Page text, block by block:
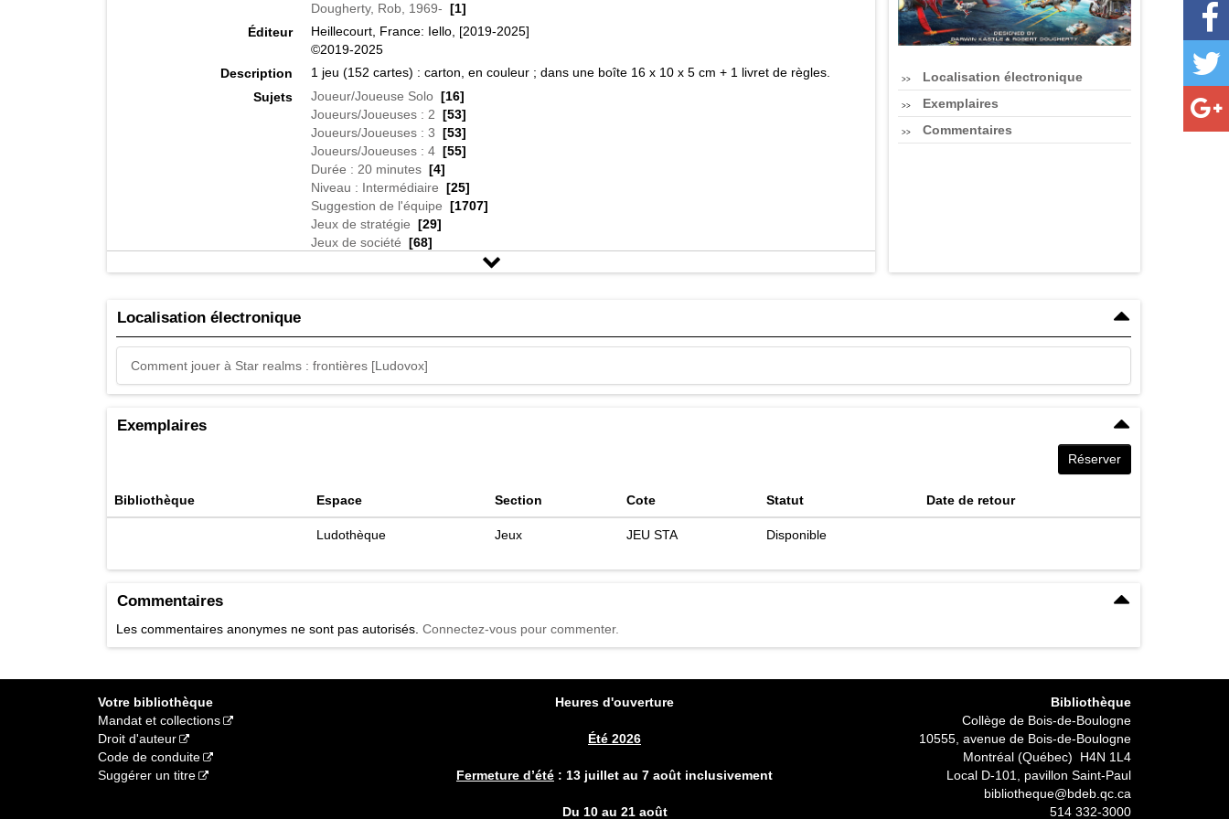
Dougherty, Rob, 1969- [1]
Éditeur
Heillecourt, France: Iello, [2019-2025]
©2019-2025
Description
1 jeu (152 cartes) : carton, en couleur ; dans une boîte 16 x 10 x 5 cm + 1 livret de règles.
Sujets
Joueur/Joueuse Solo [16]
Joueurs/Joueuses : 2 [53]
Joueurs/Joueuses : 3 [53]
Joueurs/Joueuses : 4 [55]
Durée : 20 minutes [4]
Niveau : Intermédiaire [25]
Suggestion de l'équipe [1707]
Jeux de stratégie [29]
Jeux de société [68]
bases stellaires constitueront le fer de lance de votre victoire! Créé par Rob Dougherty et
des jeux d'affrontement. Utilisez votre puissance commerciale pour ajouter vaisseaux et bases
à votre deck. Ces cartes déclenchent de puissants effets, génèrent de nouvelles ressources et
Titre de l'emboîtage.
Public cible : 10 ans et plus
Frontières
Cote
Localisation électronique
Exemplaires
Commentaires
Localisation électronique
Comment jouer à Star realms : frontières [Ludovox]
Exemplaires
Réserver
Bibliothèque Espace Section Cote Statut Date de retour
Ludothèque Jeux JEU STA Disponible
Commentaires
Les commentaires anonymes ne sont pas autorisés. Connectez-vous pour commenter.
Votre bibliothèque
Mandat et collections
Droit d'auteur
Code de conduite
Suggérer un titre
Heures d'ouverture
Été 2026
Fermeture d’été : 13 juillet au 7 août inclusivement
Du 10 au 21 août
Bibliothèque
Collège de Bois-de-Boulogne
10555, avenue de Bois-de-Boulogne
Montréal (Québec) H4N 1L4
Local D-101, pavillon Saint-Paul
bibliotheque@bdeb.qc.ca
514 332-3000